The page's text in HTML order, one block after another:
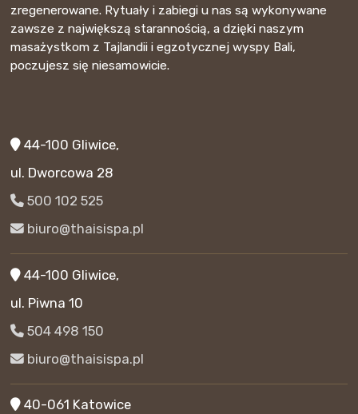
zregenerowane. Rytuały i zabiegi u nas są wykonywane
zawsze z największą starannością, a dzięki naszym
masażystkom z Tajlandii i egzotycznej wyspy Bali,
poczujesz się niesamowicie.
44-100 Gliwice,
ul. Dworcowa 28
500 102 525
biuro@thaisispa.pl
44-100 Gliwice,
ul. Piwna 10
504 498 150
biuro@thaisispa.pl
40-061 Katowice